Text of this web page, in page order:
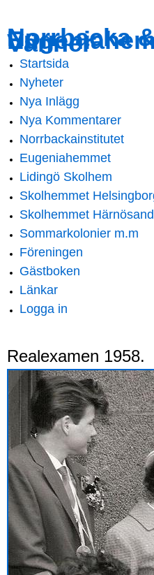
main
content
navigation
Norrbacka
Vänner
Main menu
Startsida
Nyheter
Nya Inlägg
Nya Kommentarer
Norrbackainstitutet
Eugeniahemmet
Lidingö Skolhem
Skolhemmet
Skolhemmet Härnösand
Sommarkolonier m.m
Föreningen
Gästboken
Länkar
Logga in
Realexamen 1958.